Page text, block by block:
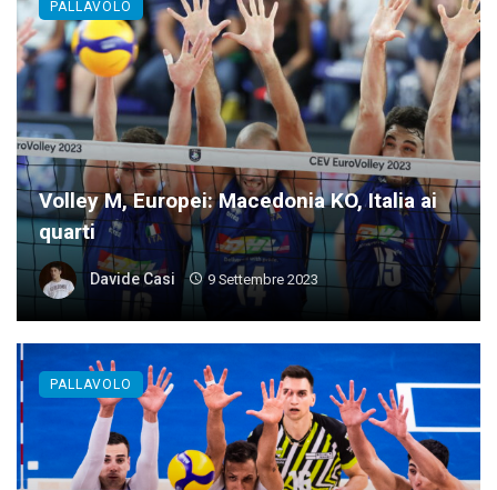
Volley M, Europei: Macedonia KO, Italia ai
quarti
Davide Casi 9 Settembre 2023
PALLAVOLO
PALLAVOLO